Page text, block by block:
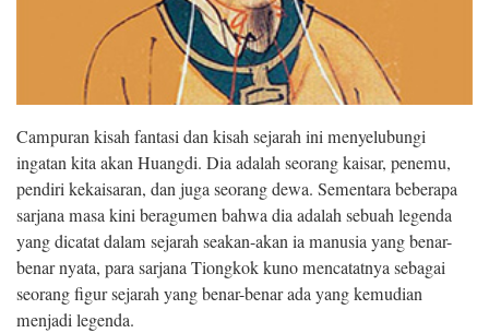
Campuran kisah fantasi dan kisah sejarah ini menyelubungi
ingatan kita akan Huangdi. Dia adalah seorang kaisar, penemu,
pendiri kekaisaran, dan juga seorang dewa. Sementara beberapa
sarjana masa kini beragumen bahwa dia adalah sebuah legenda
yang dicatat dalam sejarah seakan-akan ia manusia yang benar-
benar nyata, para sarjana Tiongkok kuno mencatatnya sebagai
seorang figur sejarah yang benar-benar ada yang kemudian
menjadi legenda.